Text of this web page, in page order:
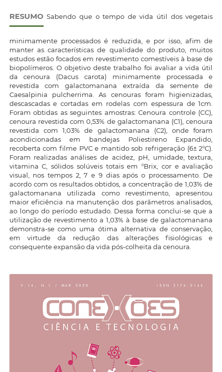
RESUMO Sabendo que o tempo de vida útil dos vegetais
minimamente processados é reduzida, e por isso, afim de
manter as características de qualidade do produto, muitos
estudos estão focados em revestimento comestíveis à base de
biopolímeros. O objetivo deste trabalho foi avaliar a vida útil
da cenoura (Dacus carota) minimamente processada e
revestida com galactomanana extraída da semente de
Caesalpinia pulcherrima. As cenouras foram higienizadas,
descascadas e cortadas em rodelas com espessura de 1cm.
Foram obtidas as seguintes amostras: Cenoura controle (CC),
cenoura revestida com 0,53% de galactomanana (C1), cenoura
revestida com 1,03% de galactomanana (C2), onde foram
acondicionadas em bandejas Poliestireno Expandido,
recoberta com filme PVC e mantido sob refrigeração (6± 2°C).
Foram realizadas análises de acidez, pH, umidade, textura,
vitamina C, sólidos solúveis totais em °Brix, cor e avaliação
visual, nos tempos 2, 7 e 9 dias após o processamento. De
acordo com os resultados obtidos, a concentração de 1,03% de
galactomanana utilizada como revestimento, apresentou
maior eficiência na manutenção dos parâmetros analisados,
ao longo do período estudado. Dessa forma conclui-se que a
utilização de revestimento a 1,03% à base de galactomanana
demonstra-se como uma ótima alternativa de conservação,
em virtude da redução das alterações fisiológicas e
consequente expansão da vida pós-colheita da cenoura.